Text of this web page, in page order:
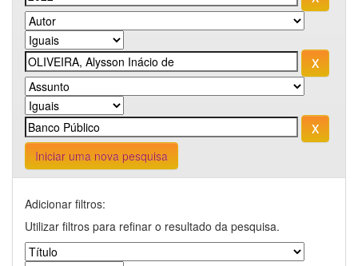
Iniciar uma nova pesquisa
Adicionar filtros:
Utilizar filtros para refinar o resultado da pesquisa.